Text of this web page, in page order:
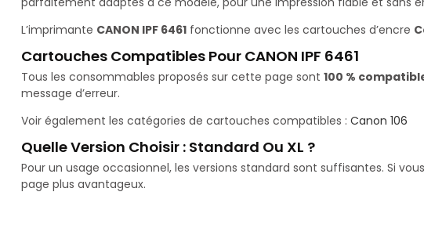
L’imprimante CANON IPF 6461 fonctionne avec les cartouches d’encre
Cartouches Compatibles Pour CANON IPF 6461
Tous les consommables proposés sur cette page sont 100 %
message d’erreur.
Voir également les catégories de cartouches compatibles : Canon 106
Quelle Version Choisir : Standard Ou XL ?
Pour un usage occasionnel, les versions standard sont suffisantes. Si
page plus avantageux.